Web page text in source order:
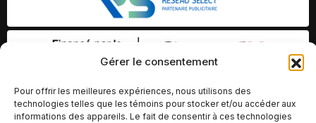
Gérer le consentement
Pour offrir les meilleures expériences, nous utilisons des
technologies telles que les témoins pour stocker et/ou accéder aux
informations des appareils. Le fait de consentir à ces technologies